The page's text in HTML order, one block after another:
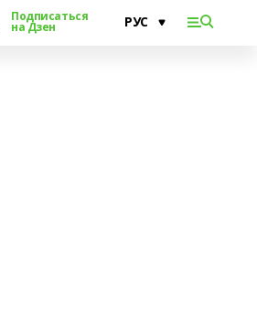
Подписаться
на Дзен